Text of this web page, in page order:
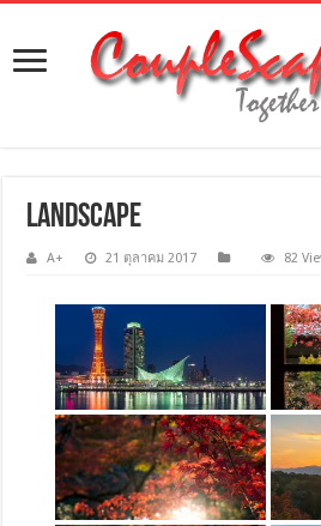
LandScape
A+ 21 ตุลาคม 2017 82